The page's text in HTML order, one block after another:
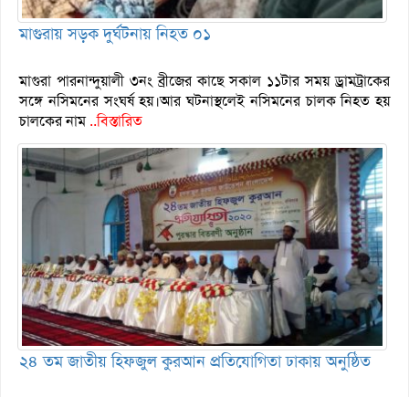
মাগুরায় সড়ক দুর্ঘটনায় নিহত ০১
মাগুরা পারনান্দুয়ালী ৩নং ব্রীজের কাছে সকাল ১১টার সময় ড্রামট্রাকের
সঙ্গে নসিমনের সংঘর্ষ হয়।আর ঘটনাস্থলেই নসিমনের চালক নিহত হয়
চালকের নাম..বিস্তারিত
২৪ তম জাতীয় হিফজুল কুরআন প্রতিযোগিতা ঢাকায় অনুষ্ঠিত